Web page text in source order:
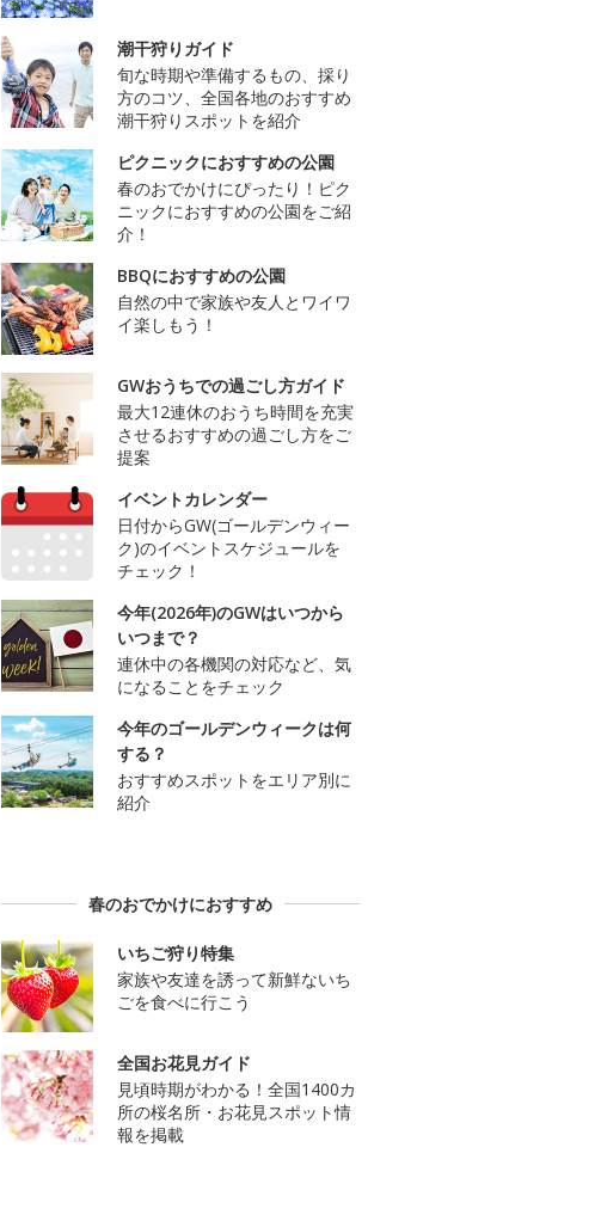
潮干狩りガイド
旬な時期や準備するもの、採り
方のコツ、全国各地のおすすめ
潮干狩りスポットを紹介
ピクニックにおすすめの公園
春のおでかけにぴったり！ピク
ニックにおすすめの公園をご紹
介！
BBQにおすすめの公園
自然の中で家族や友人とワイワ
イ楽しもう！
GWおうちでの過ごし方ガイド
最大12連休のおうち時間を充実
させるおすすめの過ごし方をご
提案
イベントカレンダー
日付からGW(ゴールデンウィー
ク)のイベントスケジュールを
チェック！
今年(2026年)のGWはいつから
いつまで？
連休中の各機関の対応など、気
になることをチェック
今年のゴールデンウィークは何
する？
おすすめスポットをエリア別に
紹介
春のおでかけにおすすめ
いちご狩り特集
家族や友達を誘って新鮮ないち
ごを食べに行こう
全国お花見ガイド
見頃時期がわかる！全国1400カ
所の桜名所・お花見スポット情
報を掲載